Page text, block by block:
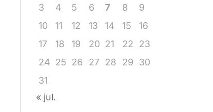
3
4 5 6 7 8
9
10
11 12 13 14 15
16
17
18 19 20 21 22
23
24 25 26 27 28 29
30
31
« jul.